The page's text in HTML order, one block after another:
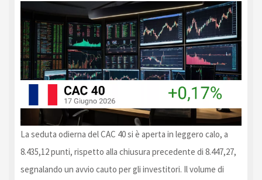
La seduta odierna del CAC 40 si è aperta in leggero calo, a
8.435,12 punti, rispetto alla chiusura precedente di 8.447,27,
segnalando un avvio cauto per gli investitori. Il volume di